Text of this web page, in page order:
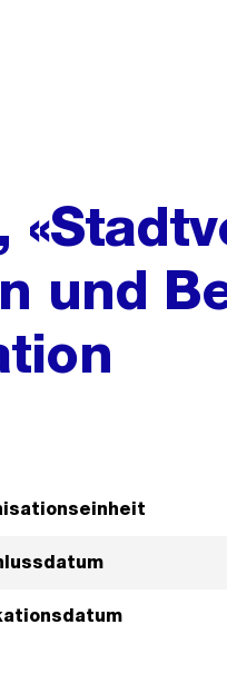
und